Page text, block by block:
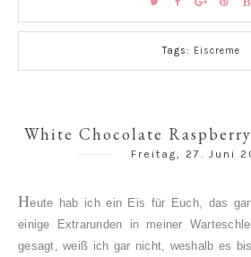
Tags: Eiscreme
White Chocolate
Freitag, 27. Juni
Heute hab ich ein Eis für Euch, das
einige Extrarunden in meiner
gesagt, weiß ich gar nicht, weshalb es